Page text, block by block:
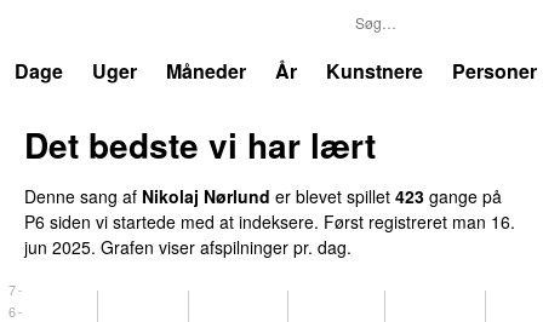
Dage
Uger Måneder År Kunstnere Personer
Det bedste vi har lært
Denne sang af Nikolaj Nørlund er blevet spillet 423 gange på
P6 siden vi startede med at indeksere. Først registreret man 16.
jun 2025. Grafen viser afspilninger pr. dag.
6
7